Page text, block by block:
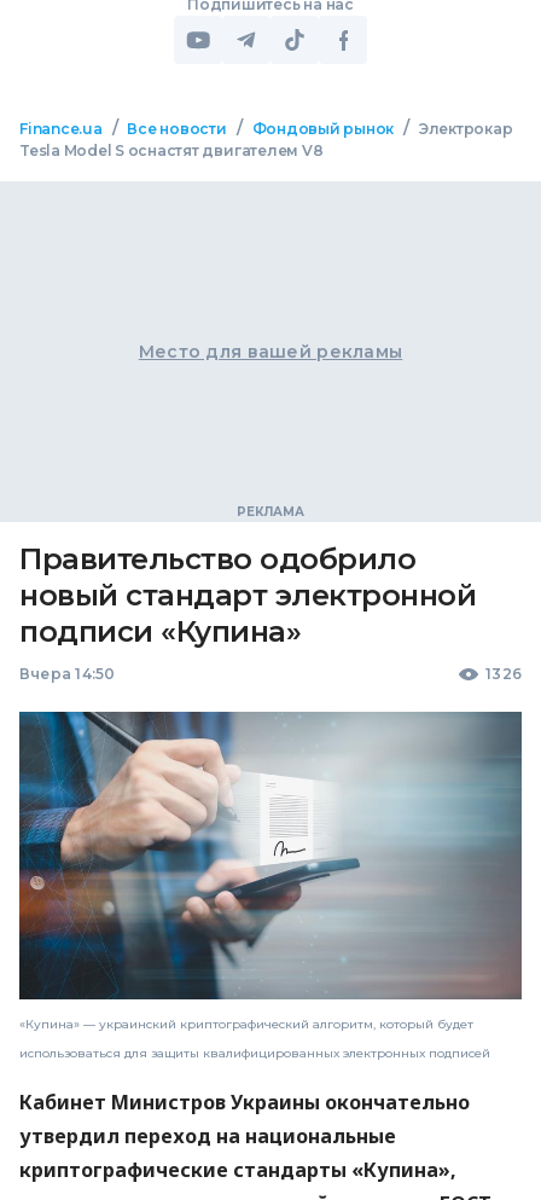
Подпишитесь на нас
Finance.ua / Все новости / Фондовый рынок / Электрокар
Tesla Model S оснастят двигателем V8
Место для вашей рекламы
Правительство одобрило
новый стандарт электронной
подписи «Купина»
Вчера 14:50 1326
«Купина» — украинский криптографический алгоритм, который будет
использоваться для защиты квалифицированных электронных подписей
Кабинет Министров Украины окончательно
утвердил переход на национальные
криптографические стандарты «Купина»,